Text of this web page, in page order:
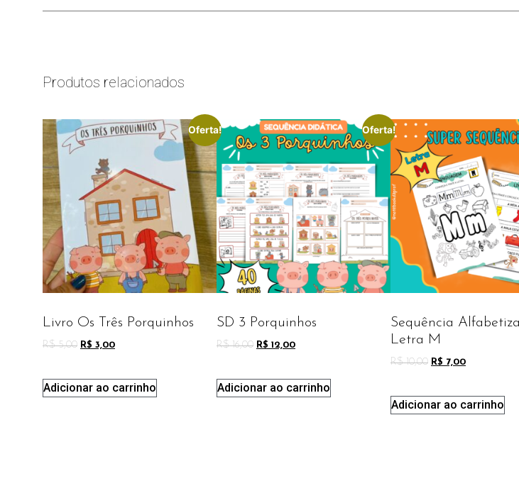
Produtos relacionados
Oferta!
Livro Os Três Porquinhos
R$5,00 R$ 3,00
Adicionar ao carrinho
Oferta!
SD 3 Porquinhos
R$16,00 R$ 12,00
Adicionar ao carrinho
Sequência
Letra M
R$10,00 R$ 7,00
Adicionar ao carrinho